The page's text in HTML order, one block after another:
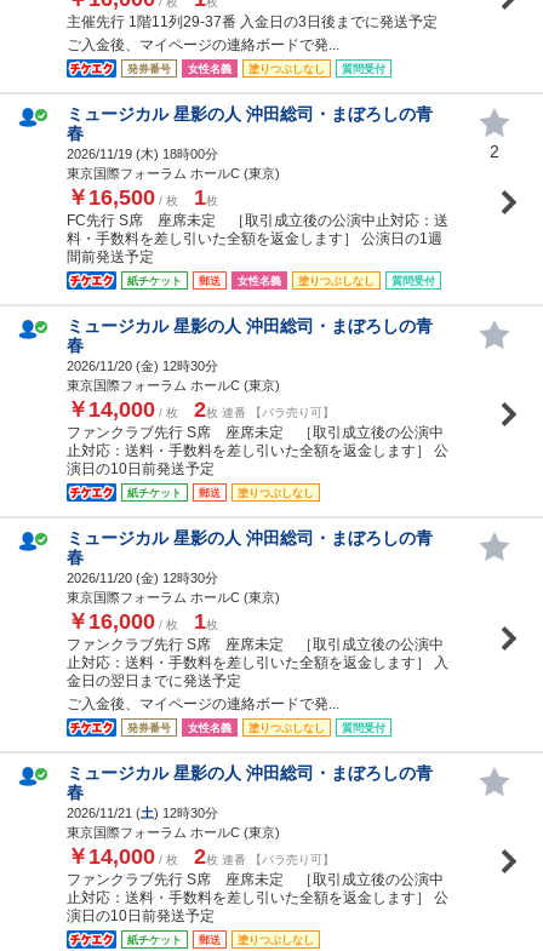
主催先行 1階11列29-37番 入金日の3日後までに発送予定
ご入金後、マイページの連絡ボードで発...
発券番号 女性名義 塗りつぶしなし 質問受付
ミュージカル 星影の人 沖田総司・まぼろしの青
春
2026/11/19 (木) 18時00分
東京国際フォーラム ホールC (東京)
￥16,500 / 枚 1枚
FC先行 S席 座席未定 ［取引成立後の公演中止対応：送
料・手数料を差し引いた全額を返金します］ 公演日の1週
間前発送予定
紙チケット 郵送 女性名義 塗りつぶしなし 質問受付
2
ミュージカル 星影の人 沖田総司・まぼろしの青
春
2026/11/20 (金) 12時30分
東京国際フォーラム ホールC (東京)
￥14,000 / 枚 2枚 連番 【バラ売り可】
ファンクラブ先行 S席 座席未定 ［取引成立後の公演中
止対応：送料・手数料を差し引いた全額を返金します］ 公
演日の10日前発送予定
紙チケット 郵送 塗りつぶしなし
ミュージカル 星影の人 沖田総司・まぼろしの青
春
2026/11/20 (金) 12時30分
東京国際フォーラム ホールC (東京)
￥16,000 / 枚 1枚
ファンクラブ先行 S席 座席未定 ［取引成立後の公演中
止対応：送料・手数料を差し引いた全額を返金します］ 入
金日の翌日までに発送予定
ご入金後、マイページの連絡ボードで発...
発券番号 女性名義 塗りつぶしなし 質問受付
ミュージカル 星影の人 沖田総司・まぼろしの青
春
2026/11/21 (土) 12時30分
東京国際フォーラム ホールC (東京)
￥14,000 / 枚 2枚 連番 【バラ売り可】
ファンクラブ先行 S席 座席未定 ［取引成立後の公演中
止対応：送料・手数料を差し引いた全額を返金します］ 公
演日の10日前発送予定
紙チケット 郵送 塗りつぶしなし